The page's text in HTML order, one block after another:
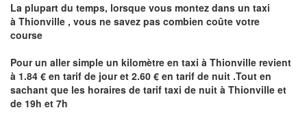
La plupart du temps, lorsque vous montez dans un taxi
à Thionville , vous ne savez pas combien coûte votre
course
Pour un aller simple un kilomètre en taxi à Thionville revient
à 1.84 € en tarif de jour et 2.60 € en tarif de nuit .Tout en
sachant que les horaires de tarif taxi de nuit à Thionville et
de 19h et 7h